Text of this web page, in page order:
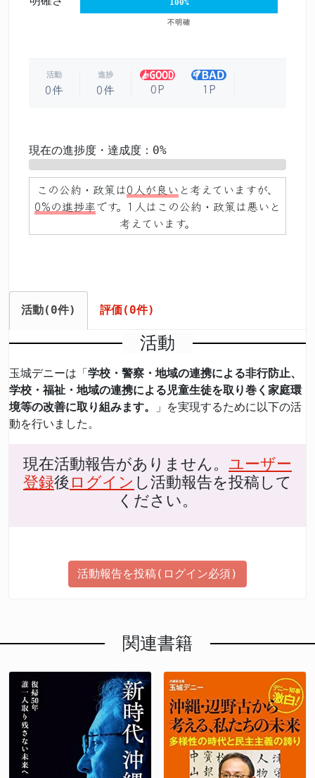
100%
不明確
活動
0件
進捗
0件 0P 1P
現在の進捗度・達成度：0%
この公約・政策は0人が良い と考えていますが、
0%の進捗率です。1人はこの公約・政策は悪いと
考えています。
活動(0件) 評価(0件)
活動
玉城デニーは「学校・警察・地域の連携による非行防止、
学校・福祉・地域の連携による児童生徒を取り巻く家庭環
境等の改善に取り組みます。
」を実現するために以下の活
動を行いました。
現在活動報告がありません。 ユーザー
登録後 ログイン し活動報告を投稿して
ください。
活動報告を投稿(ログイン必須)
関連書籍